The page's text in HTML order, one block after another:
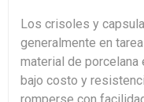
Los crisoles y
generalmente en
material de porcelana
bajo costo y